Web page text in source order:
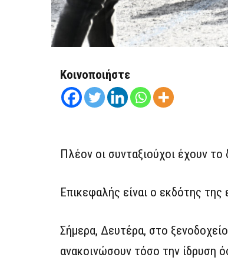
Κοινοποιήστε
Πλέον οι συνταξιούχοι έχουν
Επικεφαλής είναι ο εκδότης
Σήμερα, Δευτέρα, στο
ανακοινώσουν τόσο την ίδρυση